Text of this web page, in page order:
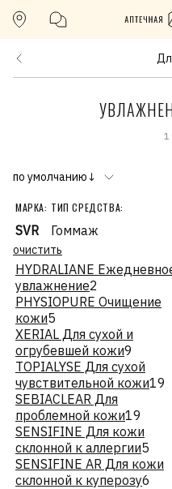
1
по умолчанию↓
МАРКА:
SVR
ТИП СРЕДСТВА:
Гоммаж
очистить
HYDRALIANE
увлажнение2
PHYSIOPURE Очищение
кожи5
XERIAL Для сухой и
огрубевшей кожи9
TOPIALYSE Для сухой
чувствительной кожи19
SEBIACLEAR Для
проблемной кожи19
SENSIFINE Для кожи
склонной к аллергии5
SENSIFINE AR Для кожи
склонной к куперозу6